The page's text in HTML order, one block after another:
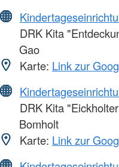
DRK Kita
Gao
Karte: Link zur
DRK Kita
Bomholt
Karte: Link zur